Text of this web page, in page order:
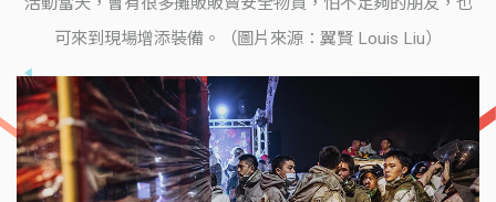
可來到現場增添裝備。（圖片來源：翼賢 Louis Liu）